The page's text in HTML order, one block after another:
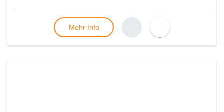
Mehr Info